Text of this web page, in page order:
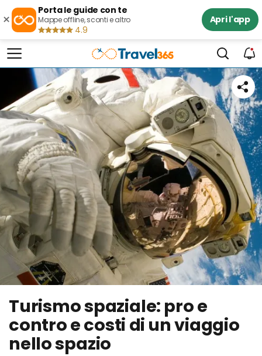
×
Porta le guide con te
Mappe offline, sconti e altro
4.9
Apri l'app
Turismo spaziale: pro e
contro e costi di un viaggio
nello spazio